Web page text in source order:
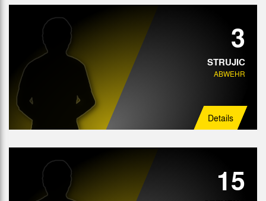
3
STRUJIC
ABWEHR
Details
15